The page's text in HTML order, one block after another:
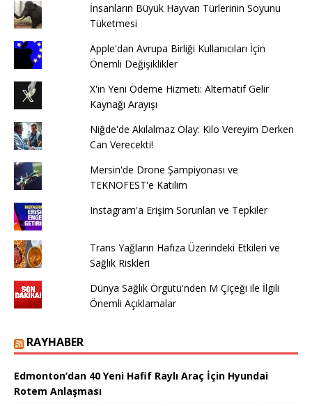
İnsanların Büyük Hayvan Türlerinin Soyunu
Tüketmesi
Apple'dan Avrupa Birliği Kullanıcıları İçin
Önemli Değişiklikler
X'in Yeni Ödeme Hizmeti: Alternatif Gelir
Kaynağı Arayışı
Niğde'de Akılalmaz Olay: Kilo Vereyim Derken
Can Verecekti!
Mersin'de Drone Şampiyonası ve
TEKNOFEST'e Katılım
Instagram'a Erişim Sorunları ve Tepkiler
Trans Yağların Hafıza Üzerindeki Etkileri ve
Sağlık Riskleri
Dünya Sağlık Örgütü'nden M Çiçeği ile İlgili
Önemli Açıklamalar
RAYHABER
Edmonton’dan 40 Yeni Hafif Raylı Araç İçin Hyundai
Rotem Anlaşması